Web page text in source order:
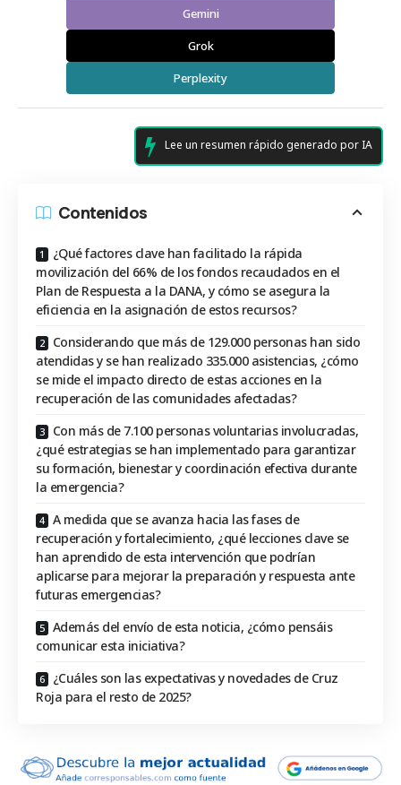
Gemini
Grok
Perplexity
Lee un resumen rápido generado por IA
Contenidos
¿Qué factores clave han facilitado la rápida
movilización del 66% de los fondos recaudados en el
Plan de Respuesta a la DANA, y cómo se asegura la
eficiencia en la asignación de estos recursos?
Considerando que más de 129.000 personas han sido
atendidas y se han realizado 335.000 asistencias, ¿cómo
se mide el impacto directo de estas acciones en la
recuperación de las comunidades afectadas?
Con más de 7.100 personas voluntarias involucradas,
¿qué estrategias se han implementado para garantizar
su formación, bienestar y coordinación efectiva durante
la emergencia?
A medida que se avanza hacia las fases de
recuperación y fortalecimiento, ¿qué lecciones clave se
han aprendido de esta intervención que podrían
aplicarse para mejorar la preparación y respuesta ante
futuras emergencias?
Además del envío de esta noticia, ¿cómo pensáis
comunicar esta iniciativa?
¿Cuáles son las expectativas y novedades de Cruz
Roja para el resto de 2025?